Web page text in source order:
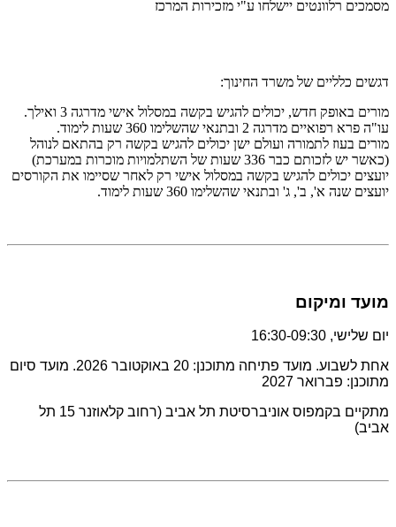
מסמכים רלוונטים יישלחו ע"י מזכירות המרכז
דגשים כלליים של משרד החינוך:
מורים באופק חדש, יכולים להגיש בקשה במסלול אישי מדרגה 3 ואילך.
עו"ה פרא רפואיים מדרגה 2 ובתנאי שהשלימו 360 שעות לימוד.
מורים בעוז לתמורה ועולם ישן יכולים להגיש בקשה רק בהתאם לנוהל
(כאשר יש לזכותם כבר 336 שעות של השתלמויות מוכרות במערכת)
יועצים יכולים להגיש בקשה במסלול אישי רק לאחר שסיימו את הקורסים
יועצים שנה א', ב', ג' ובתנאי שהשלימו 360 שעות לימוד.
מועד ומיקום
יום שלישי, 16:30-09:30
אחת לשבוע. מועד פתיחה מתוכנן: 20 באוקטובר 2026. מועד סיום
מתוכנן: פברואר 2027
מתקיים בקמפוס אוניברסיטת תל אביב (רחוב קלאוזנר 15 תל
אביב)